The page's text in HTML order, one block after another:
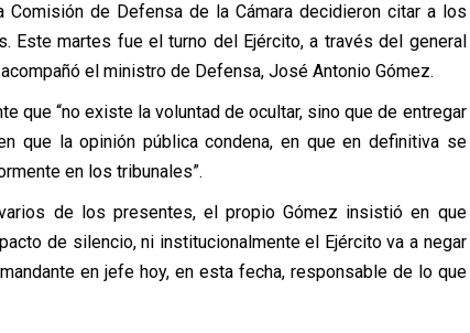
Comisión de Defensa de la Cámara decidieron citar a los
Este martes fue el turno del Ejército, a través del general
el ministro de Defensa, José Antonio Gómez.
que “no existe la voluntad de ocultar, sino que de entregar
que la opinión pública condena, en que en definitiva se
en los tribunales”.
de los presentes, el propio Gómez insistió en que
de silencio, ni institucionalmente el Ejército va a negar
en jefe hoy, en esta fecha, responsable de lo que